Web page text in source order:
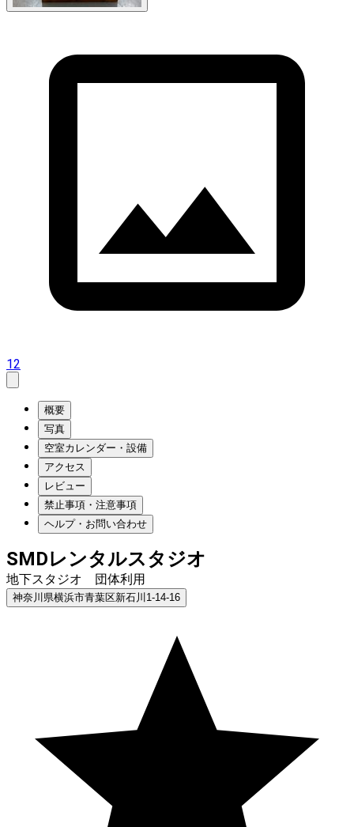
12
概要
写真
空室カレンダー・設備
アクセス
レビュー
禁止事項・注意事項
ヘルプ・お問い合わせ
SMDレンタルスタジオ
地下スタジオ 団体利用
神奈川県横浜市青葉区新石川1-14-16